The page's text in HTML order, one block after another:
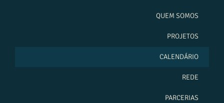
QUEM SOMOS
PROJETOS
CALENDÁRIO
REDE
PARCERIAS